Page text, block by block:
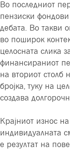
Во последниот
пензиски
дебата. Во такви
во поширок
целосната слика
финансираниот
на вториот
бројка, туку на
создава
Крајниот износ
индивидуалната
е резултат на